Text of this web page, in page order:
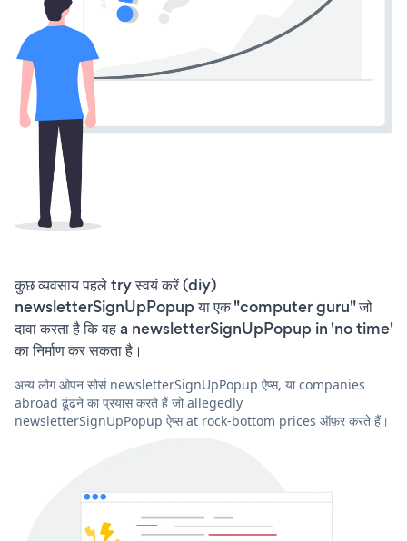
कुछ व्यवसाय पहले try स्वयं करें (diy)
newsletterSignUpPopup या एक "computer guru" जो
दावा करता है कि वह a newsletterSignUpPopup in 'no time'
का निर्माण कर सकता है।
अन्य लोग ओपन सोर्स newsletterSignUpPopup ऐप्स, या companies
abroad ढूंढने का प्रयास करते हैं जो allegedly
newsletterSignUpPopup ऐप्स at rock-bottom prices ऑफ़र करते हैं।